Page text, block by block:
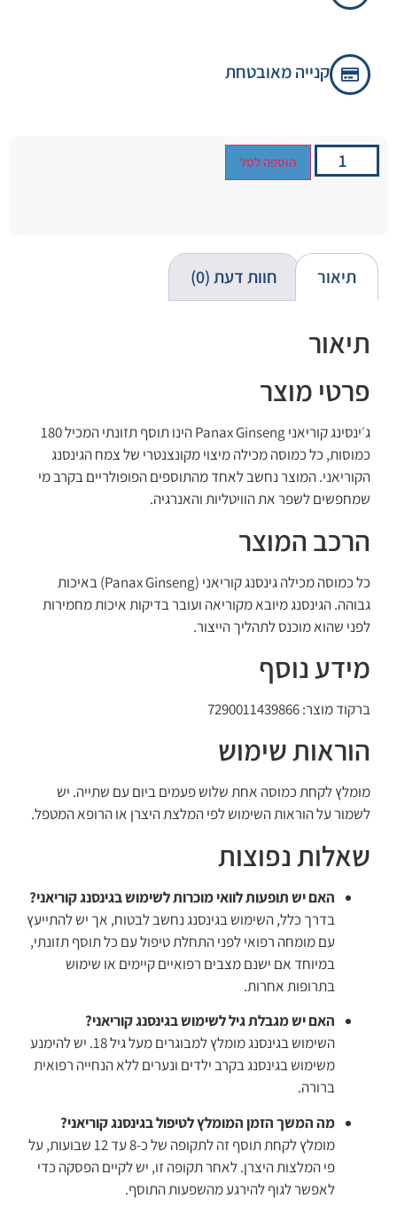
קנייה מאובטחת
הוספה לסל
תיאור חוות דעת (0)
תיאור
פרטי מוצר
ג׳ינסינג קוריאני Panax Ginseng הינו תוסף תזונתי המכיל 180
כמוסות, כל כמוסה מכילה מיצוי מקונצנטרי של צמח הגינסנג
הקוריאני. המוצר נחשב לאחד מהתוספים הפופולריים בקרב מי
שמחפשים לשפר את הוויטליות והאנרגיה.
הרכב המוצר
כל כמוסה מכילה גינסנג קוריאני (Panax Ginseng) באיכות
גבוהה. הגינסנג מיובא מקוריאה ועובר בדיקות איכות מחמירות
לפני שהוא מוכנס לתהליך הייצור.
מידע נוסף
ברקוד מוצר: 7290011439866
הוראות שימוש
מומלץ לקחת כמוסה אחת שלוש פעמים ביום עם שתייה. יש
לשמור על הוראות השימוש לפי המלצת היצרן או הרופא המטפל.
שאלות נפוצות
האם יש תופעות לוואי מוכרות לשימוש בגינסנג קוריאני?
בדרך כלל, השימוש בגינסנג נחשב לבטוח, אך יש להתייעץ
עם מומחה רפואי לפני התחלת טיפול עם כל תוסף תזונתי,
במיוחד אם ישנם מצבים רפואיים קיימים או שימוש
בתרופות אחרות.
האם יש מגבלת גיל לשימוש בגינסנג קוריאני?
השימוש בגינסנג מומלץ למבוגרים מעל גיל 18. יש להימנע
משימוש בגינסנג בקרב ילדים ונערים ללא הנחייה רפואית
ברורה.
מה המשך הזמן המומלץ לטיפול בגינסנג קוריאני?
מומלץ לקחת תוסף זה לתקופה של כ-8 עד 12 שבועות, על
פי המלצות היצרן. לאחר תקופה זו, יש לקיים הפסקה כדי
לאפשר לגוף להירגע מהשפעות התוסף.